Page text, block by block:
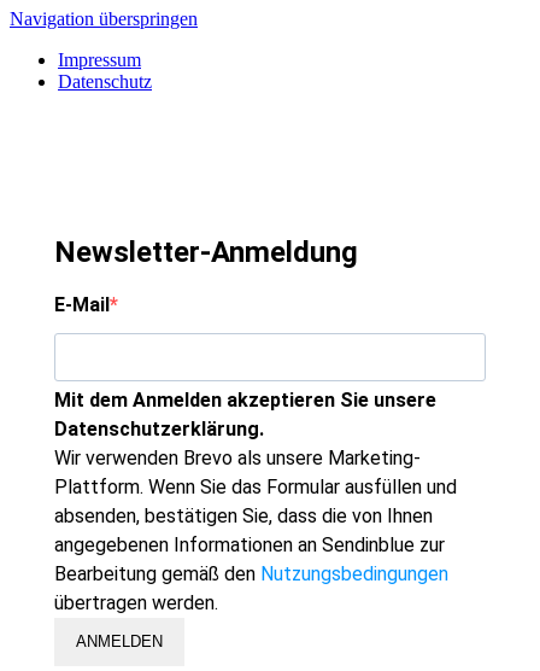
Navigation überspringen
Impressum
Datenschutz
Newsletter-Anmeldung
E-Mail
Mit dem Anmelden akzeptieren Sie unsere
Datenschutzerklärung.
Wir verwenden Brevo als unsere Marketing-
Plattform. Wenn Sie das Formular ausfüllen und
absenden, bestätigen Sie, dass die von Ihnen
angegebenen Informationen an Sendinblue zur
Bearbeitung gemäß den Nutzungsbedingungen
übertragen werden.
ANMELDEN